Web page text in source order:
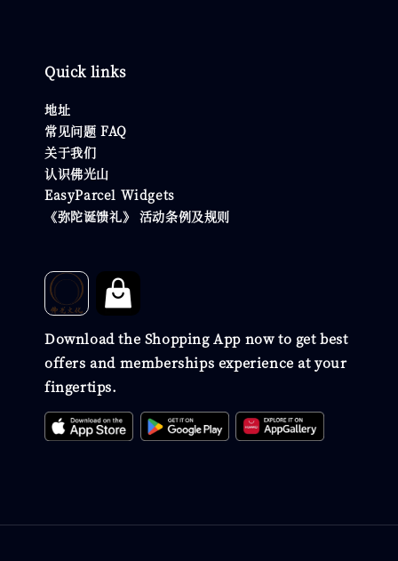
Quick links
地址
常见问题 FAQ
关于我们
认识佛光山
EasyParcel Widgets
《弥陀诞馈礼》 活动条例及规则
Download the Shopping App now to get best
offers and memberships experience at your
fingertips.